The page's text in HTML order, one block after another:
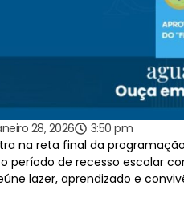
28, 2026
3:50 pm
na reta final da
período de recesso escolar
lazer, aprendizado e